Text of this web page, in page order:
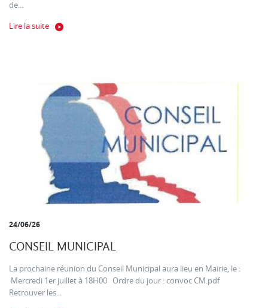
de...
Lire la suite
24/06/26
CONSEIL MUNICIPAL
La prochaine réunion du Conseil Municipal aura lieu en Mairie, le :
Mercredi 1er juillet à 18H00 Ordre du jour : convoc CM.pdf
Retrouver les...